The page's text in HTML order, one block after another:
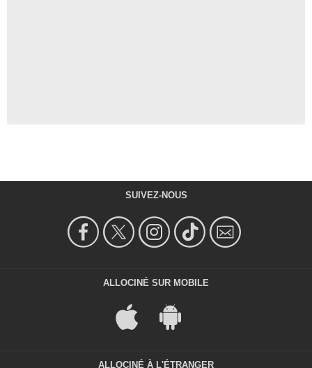
SUIVEZ-NOUS
ALLOCINÉ SUR MOBILE
ALLOCINÉ À L'ÉTRANGER